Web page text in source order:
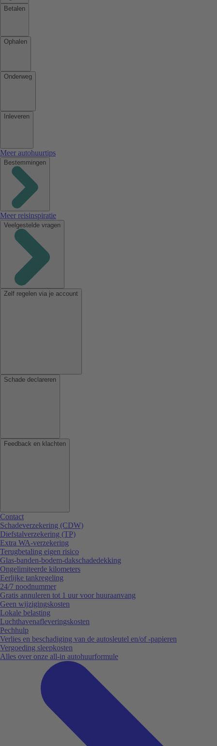
Betalen
Ophalen
Onderweg
Inleveren
Meer autohuurtips
Bestemmingen
Meer reisinspiratie
Veelgestelde vragen
Zelf regelen via je account
Schade declareren
Feedback en klachten
Contact
Schadeverzekering (CDW)
Diefstalverzekering (TP)
Extra WA-verzekering
Terugbetaling eigen risico
Glas-banden-bodem-dakschadedekking
Ongelimiteerde kilometers
Eerlijke tankregeling
24/7 noodnummer
Gratis annuleren tot 1 uur voor huuraanvang
Geen wijzigingskosten
Lokale belasting
Luchthavenafleveringskosten
Pechhulp
Verlies en beschadiging van de autosleutel en/of -papieren
Vergoeding sleepkosten
Alles over onze all-in autohuurformule